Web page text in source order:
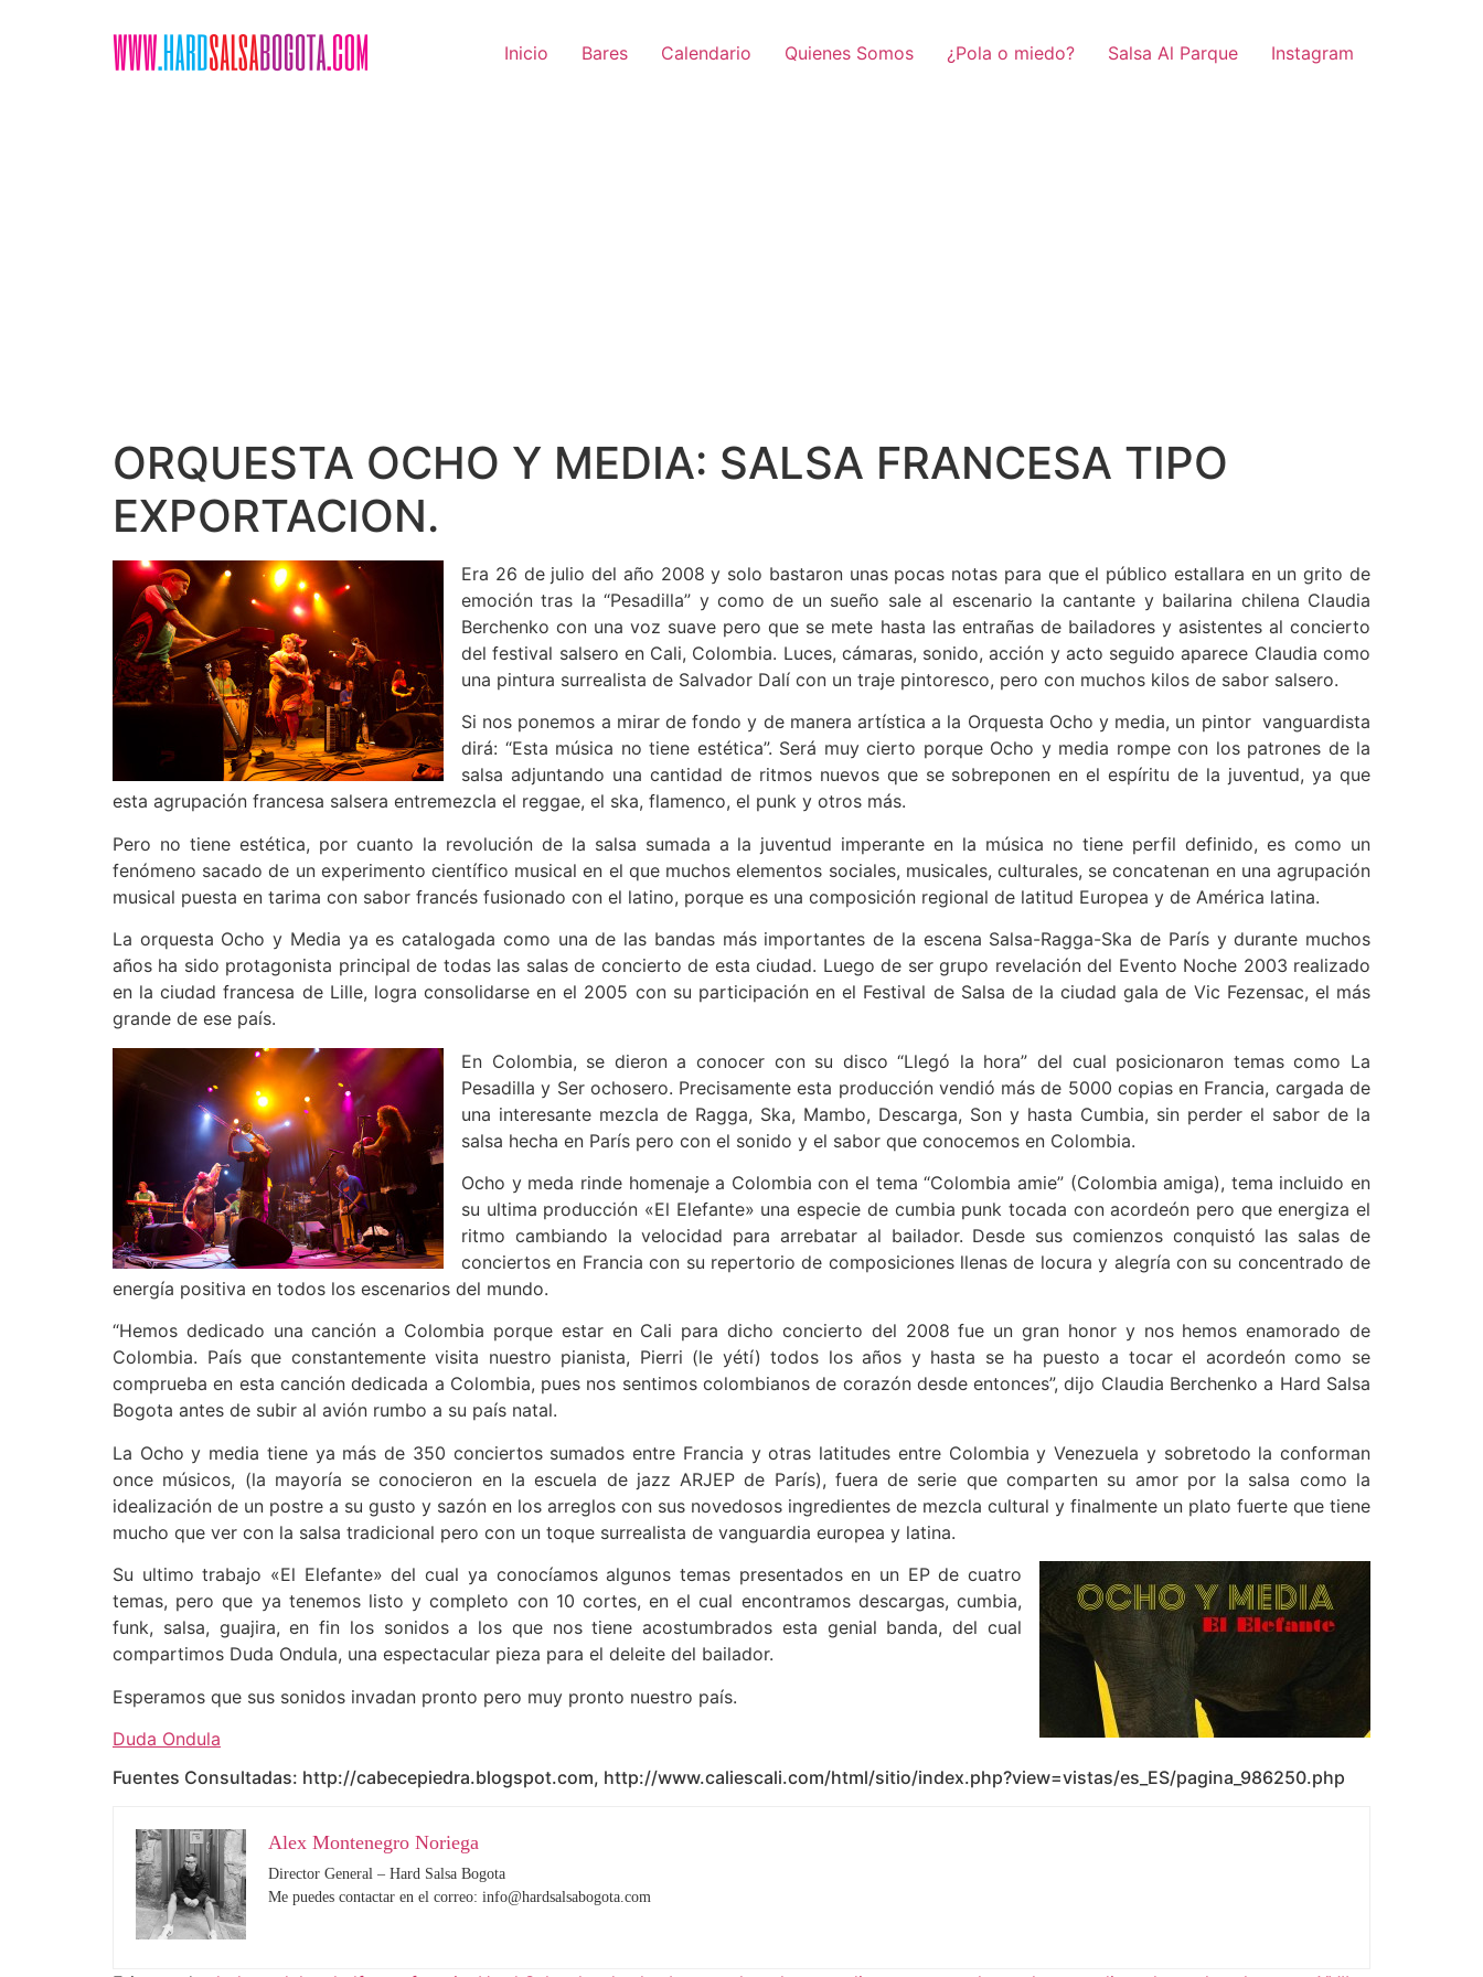
Inicio Bares Calendario Quienes Somos ¿Pola o miedo? Salsa Al Parque Instagram
ORQUESTA OCHO Y MEDIA: SALSA FRANCESA TIPO
EXPORTACION.
Era 26 de julio del año 2008 y solo bastaron unas pocas notas para que el público estallara en un grito de
emoción tras la “Pesadilla” y como de un sueño sale al escenario la cantante y bailarina chilena Claudia
Berchenko con una voz suave pero que se mete hasta las entrañas de bailadores y asistentes al concierto
del festival salsero en Cali, Colombia. Luces, cámaras, sonido, acción y acto seguido aparece Claudia como
una pintura surrealista de Salvador Dalí con un traje pintoresco, pero con muchos kilos de sabor salsero.
Si nos ponemos a mirar de fondo y de manera artística a la Orquesta Ocho y media, un pintor vanguardista
dirá: “Esta música no tiene estética”. Será muy cierto porque Ocho y media rompe con los patrones de la
salsa adjuntando una cantidad de ritmos nuevos que se sobreponen en el espíritu de la juventud, ya que
esta agrupación francesa salsera entremezcla el reggae, el ska, flamenco, el punk y otros más.
Pero no tiene estética, por cuanto la revolución de la salsa sumada a la juventud imperante en la música no tiene perfil definido, es como un
fenómeno sacado de un experimento científico musical en el que muchos elementos sociales, musicales, culturales, se concatenan en una agrupación
musical puesta en tarima con sabor francés fusionado con el latino, porque es una composición regional de latitud Europea y de América latina.
La orquesta Ocho y Media ya es catalogada como una de las bandas más importantes de la escena Salsa-Ragga-Ska de París y durante muchos
años ha sido protagonista principal de todas las salas de concierto de esta ciudad. Luego de ser grupo revelación del Evento Noche 2003 realizado
en la ciudad francesa de Lille, logra consolidarse en el 2005 con su participación en el Festival de Salsa de la ciudad gala de Vic Fezensac, el más
grande de ese país.
En Colombia, se dieron a conocer con su disco “Llegó la hora” del cual posicionaron temas como La
Pesadilla y Ser ochosero. Precisamente esta producción vendió más de 5000 copias en Francia, cargada de
una interesante mezcla de Ragga, Ska, Mambo, Descarga, Son y hasta Cumbia, sin perder el sabor de la
salsa hecha en París pero con el sonido y el sabor que conocemos en Colombia.
Ocho y meda rinde homenaje a Colombia con el tema “Colombia amie” (Colombia amiga), tema incluido en
su ultima producción «El Elefante» una especie de cumbia punk tocada con acordeón pero que energiza el
ritmo cambiando la velocidad para arrebatar al bailador. Desde sus comienzos conquistó las salas de
conciertos en Francia con su repertorio de composiciones llenas de locura y alegría con su concentrado de
energía positiva en todos los escenarios del mundo.
“Hemos dedicado una canción a Colombia porque estar en Cali para dicho concierto del 2008 fue un gran honor y nos hemos enamorado de
Colombia. País que constantemente visita nuestro pianista, Pierri (le yétí) todos los años y hasta se ha puesto a tocar el acordeón como se
comprueba en esta canción dedicada a Colombia, pues nos sentimos colombianos de corazón desde entonces”, dijo Claudia Berchenko a Hard Salsa
Bogota antes de subir al avión rumbo a su país natal.
La Ocho y media tiene ya más de 350 conciertos sumados entre Francia y otras latitudes entre Colombia y Venezuela y sobretodo la conforman
once músicos, (la mayoría se conocieron en la escuela de jazz ARJEP de París), fuera de serie que comparten su amor por la salsa como la
idealización de un postre a su gusto y sazón en los arreglos con sus novedosos ingredientes de mezcla cultural y finalmente un plato fuerte que tiene
mucho que ver con la salsa tradicional pero con un toque surrealista de vanguardia europea y latina.
Su ultimo trabajo «El Elefante» del cual ya conocíamos algunos temas presentados en un EP de cuatro
temas, pero que ya tenemos listo y completo con 10 cortes, en el cual encontramos descargas, cumbia,
funk, salsa, guajira, en fin los sonidos a los que nos tiene acostumbrados esta genial banda, del cual
compartimos Duda Ondula, una espectacular pieza para el deleite del bailador.
Esperamos que sus sonidos invadan pronto pero muy pronto nuestro país.
Duda Ondula
Fuentes Consultadas: http://cabecepiedra.blogspot.com, http://www.caliescali.com/html/sitio/index.php?view=vistas/es_ES/pagina_986250.php
Alex Montenegro Noriega
Director General – Hard Salsa Bogota
Me puedes contactar en el correo: info@hardsalsabogota.com